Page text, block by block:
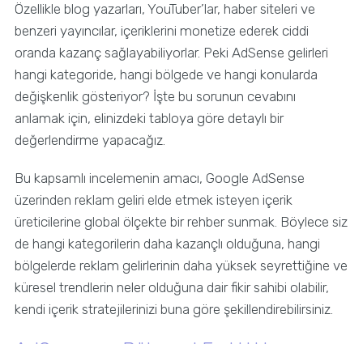
Özellikle blog yazarları, YouTuber’lar, haber siteleri ve
benzeri yayıncılar, içeriklerini monetize ederek ciddi
oranda kazanç sağlayabiliyorlar. Peki AdSense gelirleri
hangi kategoride, hangi bölgede ve hangi konularda
değişkenlik gösteriyor? İşte bu sorunun cevabını
anlamak için, elinizdeki tabloya göre detaylı bir
değerlendirme yapacağız.
Bu kapsamlı incelemenin amacı, Google AdSense
üzerinden reklam geliri elde etmek isteyen içerik
üreticilerine global ölçekte bir rehber sunmak. Böylece siz
de hangi kategorilerin daha kazançlı olduğuna, hangi
bölgelerde reklam gelirlerinin daha yüksek seyrettiğine ve
küresel trendlerin neler olduğuna dair fikir sahibi olabilir,
kendi içerik stratejilerinizi buna göre şekillendirebilirsiniz.